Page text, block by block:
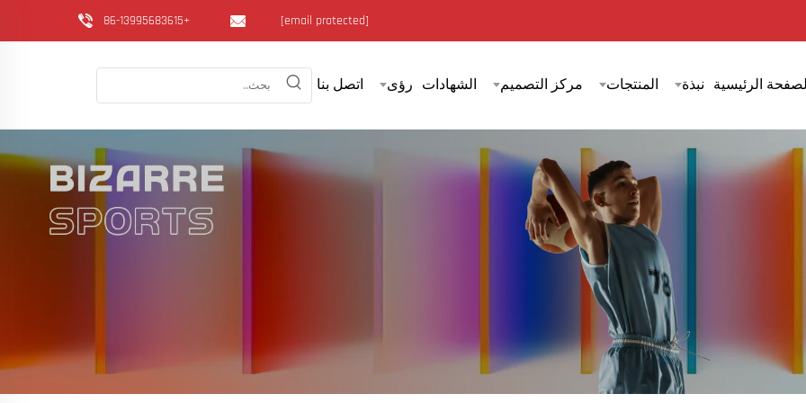
+86-13995683615 [email protected]
الرئيسية نبذة المنتجات مركز التصميم الشهادات رؤى اتصل بنا